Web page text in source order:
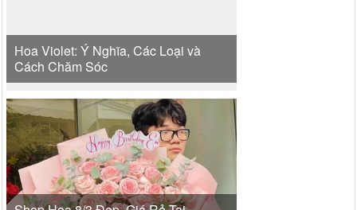
Hoa Violet: Ý Nghĩa, Các Loại và
Cách Chăm Sóc